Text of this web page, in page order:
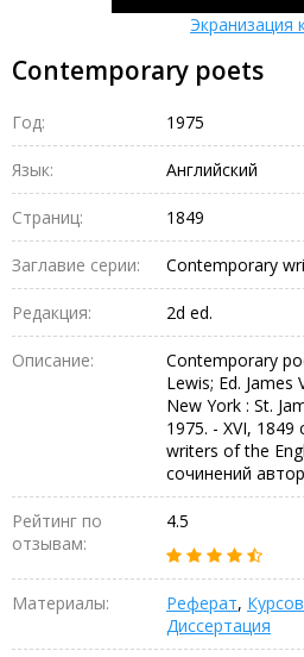
Экранизация
Contemporary poets
Год: 1975
Язык: Английский
Страниц: 1849
Заглавие серии: Contemporary
Редакция: 2d ed.
Описание:
Contemporary
Lewis; Ed. James
New York : St.
1975. - XVI,
writers of the
сочинений
Рейтинг по
отзывам:
4.5
Материалы: Реферат,
Диссертация